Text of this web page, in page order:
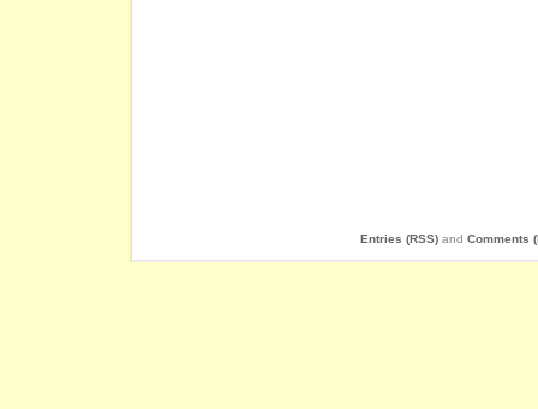
Entries (RSS) and Comments